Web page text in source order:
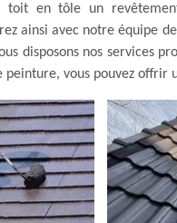
en tôle un
ainsi avec notre équipe
disposons nos services
peinture, vous pouvez